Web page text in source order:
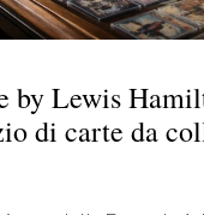
by Lewis
di carte da